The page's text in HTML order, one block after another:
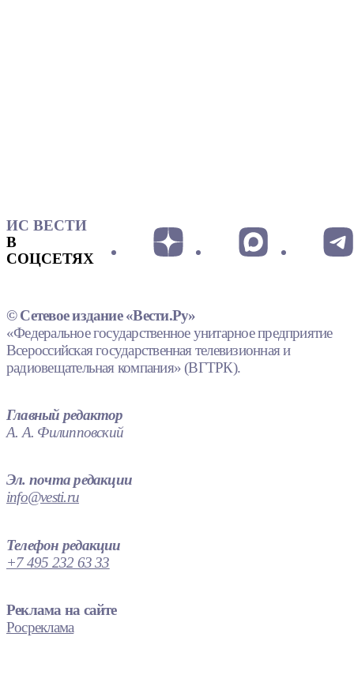
ИС ВЕСТИ
В
СОЦСЕТЯХ
© Сетевое издание «Вести.Ру»
«Федеральное государственное унитарное предприятие
Всероссийская государственная телевизионная и
радиовещательная компания» (ВГТРК).
Главный редактор
А. А. Филипповский
Эл. почта редакции
info@vesti.ru
Телефон редакции
+7 495 232 63 33
Реклама на сайте
Росреклама